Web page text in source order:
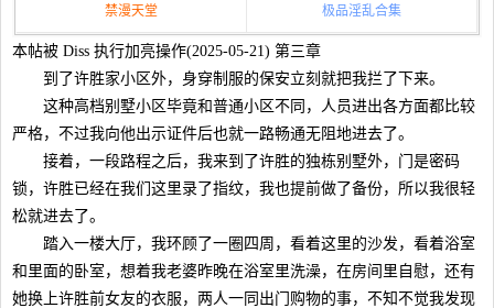
禁漫天堂 极品淫乱合集
本帖被 Diss 执行加亮操作(2025-05-21) 第三章
到了许胜家小区外，身穿制服的保安立刻就把我拦了下来。
这种高档别墅小区毕竟和普通小区不同，人员进出各方面都比较
严格，不过我向他出示证件后也就一路畅通无阻地进去了。
接着，一段路程之后，我来到了许胜的独栋别墅外，门是密码
锁，许胜已经在我们这里录了指纹，我也提前做了备份，所以我很轻
松就进去了。
踏入一楼大厅，我环顾了一圈四周，看着这里的沙发，看着浴室
和里面的卧室，想着我老婆昨晚在浴室里洗澡，在房间里自慰，还有
她换上许胜前女友的衣服，两人一同出门购物的事，不知不觉我发现